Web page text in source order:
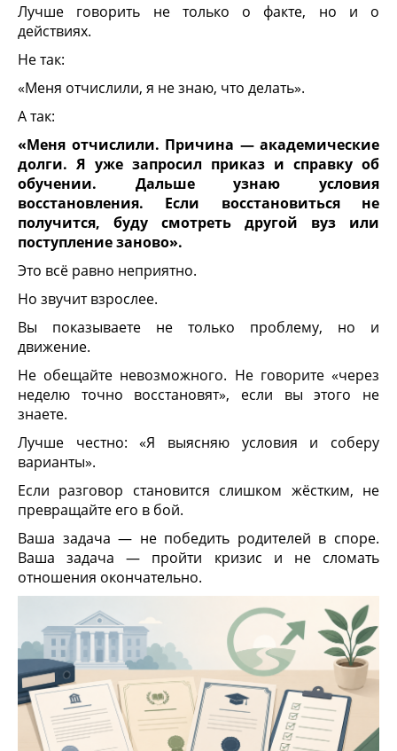
Лучше говорить не только о факте, но и о
действиях.
Не так:
«Меня отчислили, я не знаю, что делать».
А так:
«Меня отчислили. Причина — академические
долги. Я уже запросил приказ и справку об
обучении. Дальше узнаю условия
восстановления. Если восстановиться не
получится, буду смотреть другой вуз или
поступление заново».
Это всё равно неприятно.
Но звучит взрослее.
Вы показываете не только проблему, но и
движение.
Не обещайте невозможного. Не говорите «через
неделю точно восстановят», если вы этого не
знаете.
Лучше честно: «Я выясняю условия и соберу
варианты».
Если разговор становится слишком жёстким, не
превращайте его в бой.
Ваша задача — не победить родителей в споре.
Ваша задача — пройти кризис и не сломать
отношения окончательно.